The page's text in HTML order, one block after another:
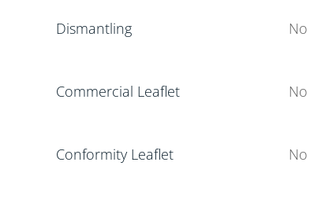
Dismantling
Commercial Leaflet
Conformity Leaflet